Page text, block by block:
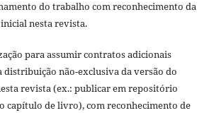
do trabalho com reconhecimento da
nesta revista.
para assumir contratos adicionais
distribuição não-exclusiva da versão do
revista (ex.: publicar em repositório
capítulo de livro), com reconhecimento de